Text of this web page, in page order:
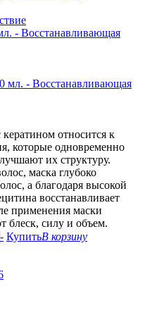
- Восстанавливающая
относится к
которые одновременно
их структуру.
маска глубоко
а благодаря высокой
восстанавливает
применения маски
блеск, силу и объем.
- КупитьВ корзину